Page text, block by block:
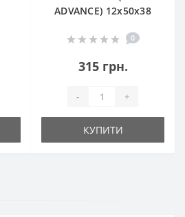
ADVANCE) 12х50х38
0
315 грн.
- +
КУПИТИ